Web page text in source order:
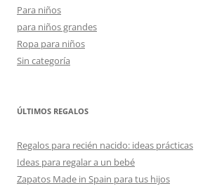
Para niños
para niños grandes
Ropa para niños
Sin categoría
ÚLTIMOS REGALOS
Regalos para recién nacido: ideas prácticas
Ideas para regalar a un bebé
Zapatos Made in Spain para tus hijos